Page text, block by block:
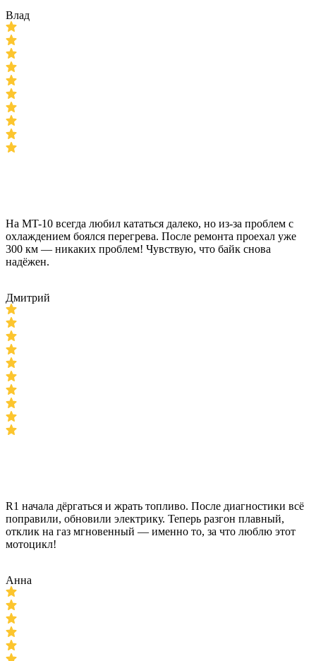
Влад
На MT-10 всегда любил кататься далеко, но из-за проблем с
охлаждением боялся перегрева. После ремонта проехал уже
300 км — никаких проблем! Чувствую, что байк снова
надёжен.
Дмитрий
R1 начала дёргаться и жрать топливо. После диагностики всё
поправили, обновили электрику. Теперь разгон плавный,
отклик на газ мгновенный — именно то, за что люблю этот
мотоцикл!
Анна